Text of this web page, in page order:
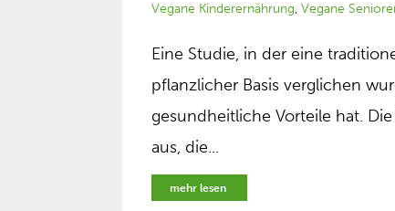
Vegane Kinderernährung,Vegane
Eine Studie, in der eine
pflanzlicher Basis verglichen
gesundheitliche Vorteile hat.
aus, die...
mehr lesen